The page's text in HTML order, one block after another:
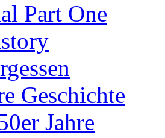
Part One
Geschichte
Jahre